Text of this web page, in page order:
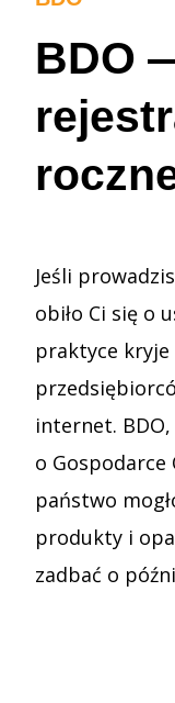
BDO
Jeśli
obiło Ci się o
praktyce kryje
internet.
o
państwo
produkty i
zadbać o